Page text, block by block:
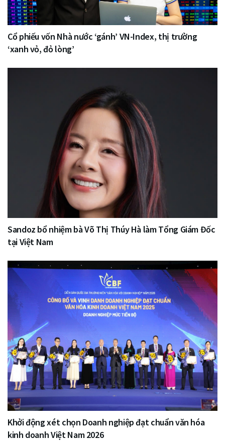
Cổ phiếu vốn Nhà nước ‘gánh’ VN-Index, thị trường
‘xanh vỏ, đỏ lòng’
Sandoz bổ nhiệm bà Võ Thị Thúy Hà làm Tổng Giám Đốc
tại Việt Nam
Khởi động xét chọn Doanh nghiệp đạt chuẩn văn hóa
kinh doanh Việt Nam 2026